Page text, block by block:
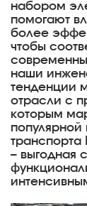
набором
помогают
более
чтобы
наши
тенденции
отрасли с
которым
транспорта
– выгодная